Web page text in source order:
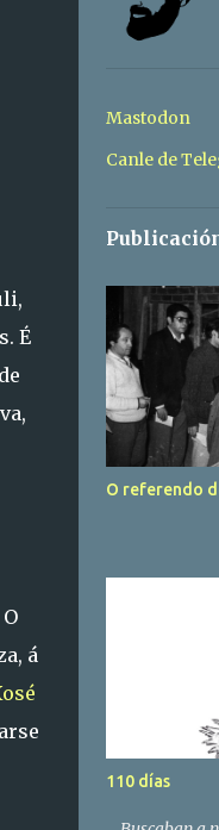
É
á
Mastodon
Canle de
O referendo
110 días